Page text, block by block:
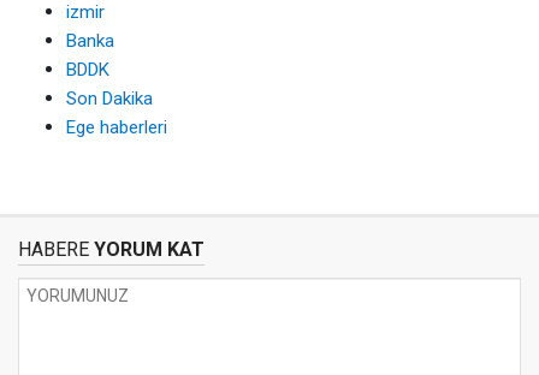
izmir
Banka
BDDK
Son Dakika
Ege haberleri
HABERE YORUM KAT